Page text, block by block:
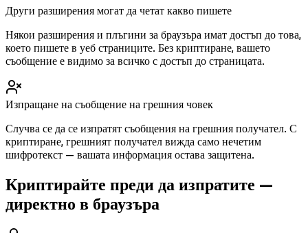
Други разширения могат да четат какво пишете
Някои разширения и плъгини за браузъра имат достъп до това,
което пишете в уеб страниците. Без криптиране, вашето
съобщение е видимо за всичко с достъп до страницата.
Изпращане на съобщение на грешния човек
Случва се да се изпратят съобщения на грешния получател. С
криптиране, грешният получател вижда само нечетим
шифротекст — вашата информация остава защитена.
Криптирайте преди да изпратите —
директно в браузъра